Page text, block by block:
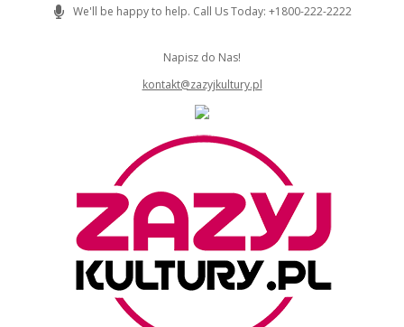
We'll be happy to help. Call Us Today: +1800-222-2222
Napisz do Nas!
kontakt@zazyjkultury.pl